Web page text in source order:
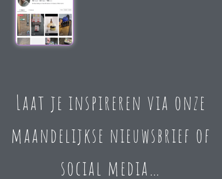
Laat je inspireren via onze
maandelijkse nieuwsbrief of
social media…